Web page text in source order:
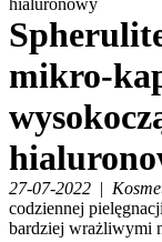
hialuronowy
mikro-
27-07-2022 |
codziennej
bardziej wrażliwymi